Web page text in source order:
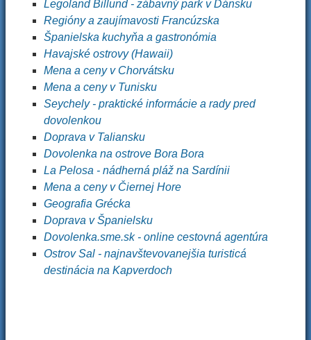
Legoland Billund - zábavný park v Dánsku
Regióny a zaujímavosti Francúzska
Španielska kuchyňa a gastronómia
Havajské ostrovy (Hawaii)
Mena a ceny v Chorvátsku
Mena a ceny v Tunisku
Seychely - praktické informácie a rady pred
dovolenkou
Doprava v Taliansku
Dovolenka na ostrove Bora Bora
La Pelosa - nádherná pláž na Sardínii
Mena a ceny v Čiernej Hore
Geografia Grécka
Doprava v Španielsku
Dovolenka.sme.sk - online cestovná agentúra
Ostrov Sal - najnavštevovanejšia turisticá
destinácia na Kapverdoch